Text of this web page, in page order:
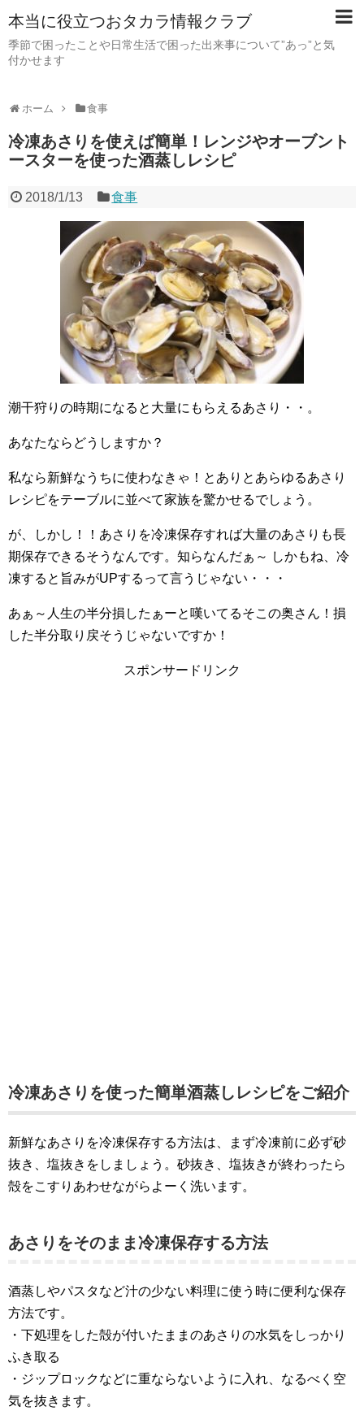
本当に役立つおタカラ情報クラブ
季節で困ったことや日常生活で困った出来事について”あっ”と気
付かせます
ホーム 食事
冷凍あさりを使えば簡単！レンジやオーブント
ースターを使った酒蒸しレシピ
2018/1/13 食事
潮干狩りの時期になると大量にもらえるあさり・・。
あなたならどうしますか？
私なら新鮮なうちに使わなきゃ！とありとあらゆるあさり
レシピをテーブルに並べて家族を驚かせるでしょう。
が、しかし！！あさりを冷凍保存すれば大量のあさりも長
期保存できるそうなんです。知らなんだぁ～ しかもね、冷
凍すると旨みがUPするって言うじゃない・・・
あぁ～人生の半分損したぁーと嘆いてるそこの奥さん！損
した半分取り戻そうじゃないですか！
スポンサードリンク
冷凍あさりを使った簡単酒蒸しレシピをご紹介
新鮮なあさりを冷凍保存する方法は、まず冷凍前に必ず砂
抜き、塩抜きをしましょう。砂抜き、塩抜きが終わったら
殻をこすりあわせながらよーく洗います。
あさりをそのまま冷凍保存する方法
酒蒸しやパスタなど汁の少ない料理に使う時に便利な保存
方法です。
・下処理をした殻が付いたままのあさりの水気をしっかり
ふき取る
・ジップロックなどに重ならないように入れ、なるべく空
気を抜きます。